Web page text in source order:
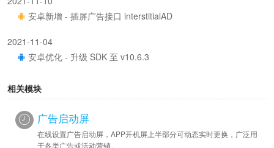
安卓新增 - 插屏广告接口 interstitialAD
2021-11-04
安卓优化 - 升级 SDK 至 v10.6.3
相关模块
广告启动屏
在线设置广告启动屏，APP开机屏上半部分可动态实时更换，广泛用
于各类广告或活动营销。